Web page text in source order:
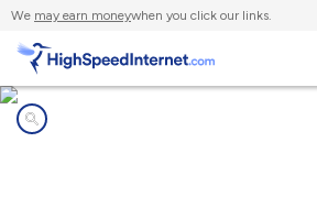
We may earn moneywhen you click our links.